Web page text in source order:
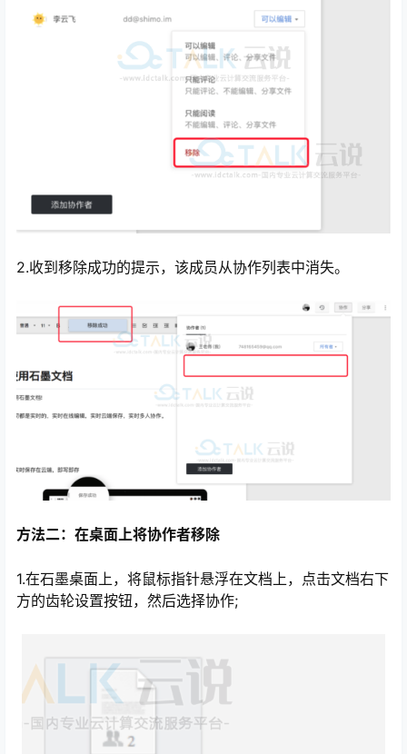
2.收到移除成功的提示，该成员从协作列表中消失。
方法二：在桌面上将协作者移除
1.在石墨桌面上，将鼠标指针悬浮在文档上，点击文档右下
方的齿轮设置按钮，然后选择协作;